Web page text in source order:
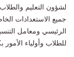
لشؤون التعليم
جميع الاستعدادات
الرئيسي ومعامل
للطلاب وأولياء